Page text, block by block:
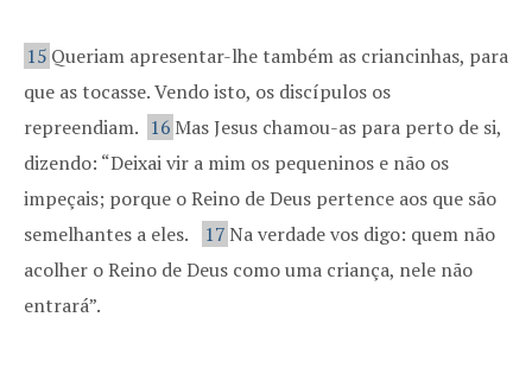
15 Queriam apresentar-lhe também as criancinhas, para
que as tocasse. Vendo isto, os discípulos os
repreendiam. 16 Mas Jesus chamou-as para perto de si,
dizendo: “Deixai vir a mim os pequeninos e não os
impeçais; porque o Reino de Deus pertence aos que são
semelhantes a eles.
17Na verdade vos digo: quem não
acolher o Reino de Deus como uma criança, nele não
entrará”.